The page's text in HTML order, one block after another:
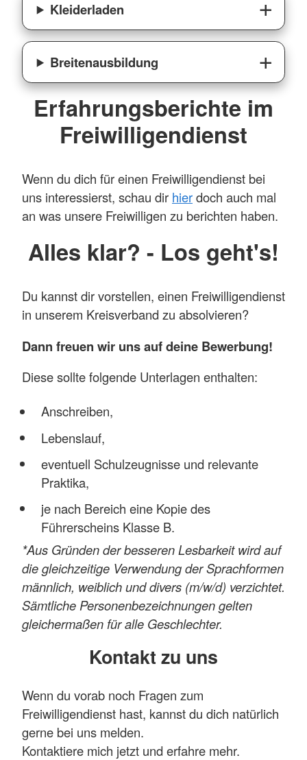
körperliche und geistige
Fitness
Bereitschaft zur Schicht-und
Wochenendarbeit
aktueller Erste-Hilfe-Kurs
(kann bei uns kostenlos
Aufgaben:
Unterstützung bei der
Krankentransportfahrten
Fahrzeuges vor den
Einsätzen
Teilnahme an regelmäßigen
Mehr Infos zur Tätigkeit im
Krankentransport findest du hier im
Mit dem Freiwilligendienst im
Rettungsdienst wirst du zum
Rettungshelfer ausgebildet. Dies ist die
Rettungsdienst.
Falls dich das Berufsfeld des
Rettungsdienstes interessiert kannst du
dich wie folgt weiter qualifizieren:
Kleiderladen
Breitenausbildung
Erfahrungsberichte im
Freiwilligendienst
Wenn du dich für einen Freiwilligendienst bei
uns interessierst, schau dir hierdoch auch mal
an was unsere Freiwilligen zu berichten haben.
Alles klar? - Los geht's!
Du kannst dir vorstellen, einen Freiwilligendienst
in unserem Kreisverband zu absolvieren?
Dann freuen wir uns auf deine Bewerbung!
Diese sollte folgende Unterlagen enthalten:
Anschreiben,
Lebenslauf,
eventuell Schulzeugnisse und relevante
Praktika,
je nach Bereich eine Kopie des
Führerscheins Klasse B.
*Aus Gründen der besseren Lesbarkeit wird auf
die gleichzeitige Verwendung der Sprachformen
männlich, weiblich und divers (m/w/d) verzichtet.
Sämtliche Personenbezeichnungen gelten
gleichermaßen für alle Geschlechter.
Kontakt zu uns
Wenn du vorab noch Fragen zum
Freiwilligendienst hast, kannst du dich natürlich
gerne bei uns melden.
Kontaktiere mich jetzt und erfahre mehr.